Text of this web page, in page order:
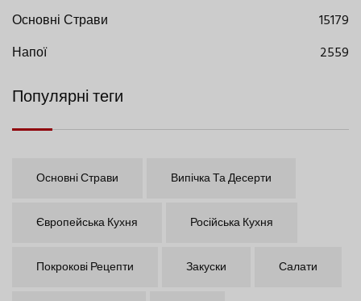
Основні Страви
15179
Напої
2559
Популярні теги
Основні Страви Випічка Та Десерти
Європейська Кухня Російська Кухня
Покрокові Рецепти Закуски Салати